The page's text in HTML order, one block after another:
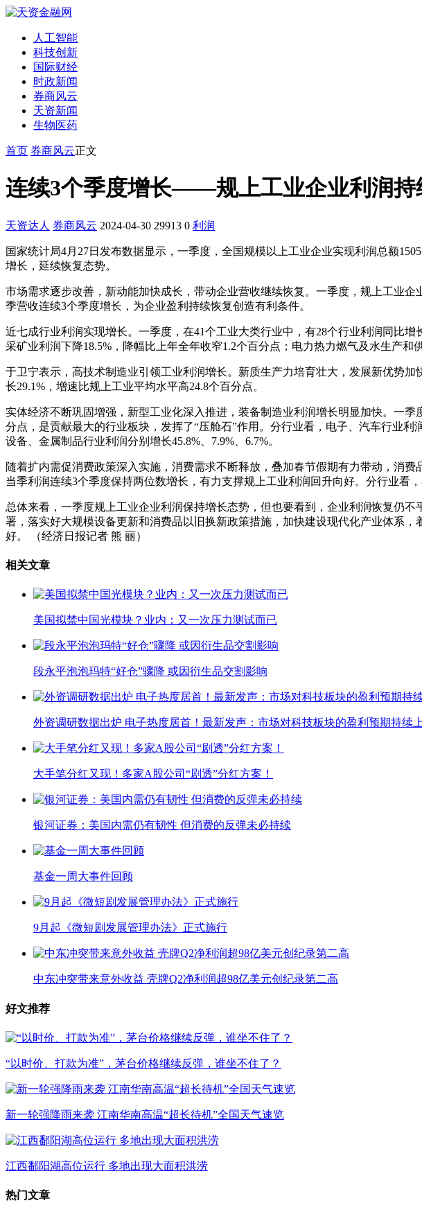
人工智能
科技创新
国际财经
时政新闻
券商风云
天资新闻
生物医药
首页 券商风云正文
连续3个季度增长——规上工业企业利润持
天资达人 券商风云 2024-04-30 29913 0 利润
国家统计局4月27日发布数据显示，一季度，全国规模以上工业企业实现利润总额
增长，延续恢复态势。
市场需求逐步改善，新动能加快成长，带动企业营收继续恢复。一季度，规上工业
季营收连续3个季度增长，为企业盈利持续恢复创造有利条件。
近七成行业利润实现增长。一季度，在41个工业大类行业中，有28个行业利润同比
采矿业利润下降18.5%，降幅比上年全年收窄1.2个百分点；电力热力燃气及水生产和
于卫宁表示，高技术制造业引领工业利润增长。新质生产力培育壮大，发展新优势
长29.1%，增速比规上工业平均水平高24.8个百分点。
实体经济不断巩固增强，新型工业化深入推进，装备制造业利润增长明显加快。一
分点，是贡献最大的行业板块，发挥了“压舱石”作用。分行业看，电子、汽车行业
设备、金属制品行业利润分别增长45.8%、7.9%、6.7%。
随着扩内需促消费政策深入实施，消费需求不断释放，叠加春节假期有力带动，消
当季利润连续3个季度保持两位数增长，有力支撑规上工业利润回升向好。分行业看
总体来看，一季度规上工业企业利润保持增长态势，但也要看到，企业利润恢复仍
署，落实好大规模设备更新和消费品以旧换新政策措施，加快建设现代化产业体系
好。 （经济日报记者 熊 丽）
相关文章
美国拟禁中国光模块？业内：又一次压力测试而已
段永平泡泡玛特“好仓”骤降 或因衍生品交割影响
外资调研数据出炉 电子热度居首！最新发声：市场对科技板块的盈利预期持续
大手笔分红又现！多家A股公司“剧透”分红方案！
银河证券：美国内需仍有韧性 但消费的反弹未必持续
基金一周大事件回顾
9月起《微短剧发展管理办法》正式施行
中东冲突带来意外收益 壳牌Q2净利润超98亿美元创纪录第二高
好文推荐
“以时价、打款为准”，茅台价格继续反弹，谁坐不住了？
新一轮强降雨来袭 江南华南高温“超长待机”全国天气速览
江西鄱阳湖高位运行 多地出现大面积洪涝
热门文章